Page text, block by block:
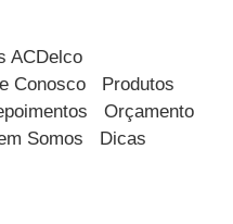
ACDelco
Conosco
Produtos
Orçamento
Somos
Dicas